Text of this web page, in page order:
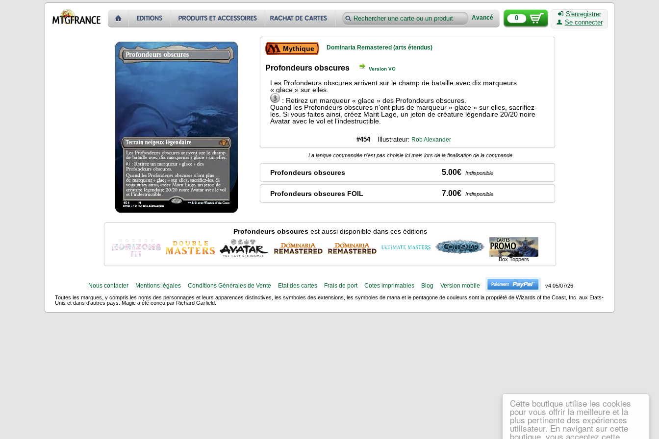
Cette boutique utilise les cookies
pour vous offrir la meilleure et la
plus pertinente des expériences
utilisateur. En navigant sur cette
boutique, vous acceptez cette
Avancé 0
S'enregistrer
Se connecter
Mythique Dominaria Remastered (arts étendus)
Profondeurs obscures Version VO
Les Profondeurs obscures arrivent sur le champ de bataille avec dix marqueurs
« glace » sur elles.
: Retirez un marqueur « glace » des Profondeurs obscures.
Quand les Profondeurs obscures n'ont plus de marqueur « glace » sur elles, sacrifiez-
les. Si vous faites ainsi, créez Marit Lage, un jeton de créature légendaire 20/20 noire
Avatar avec le vol et l'indestructible.
#454 Illustrateur: Rob Alexander
La langue commandée n'est pas choisie ici mais lors de la finalisation de la commande
Profondeurs obscures 5.00€ Indisponible
Profondeurs obscures FOIL 7.00€ Indisponible
Profondeurs obscuresest aussi disponible dans ces éditions
Box Toppers
Nous contacter Mentions légales Conditions Générales de Vente Etat des cartes Frais de port Cotes imprimables Blog Version mobile
v4 05/07/26
Toutes les marques, y compris les noms des personnages et leurs apparences distinctives, les symboles des extensions, les symboles de mana et le pentagone de couleurs sont la propriété de Wizards of the Coast, Inc. aux Etats-
Unis et dans d'autres pays. Magic a été conçu par Richard Garfield.